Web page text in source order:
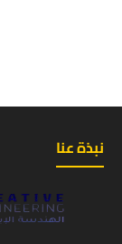
نبذة عنا